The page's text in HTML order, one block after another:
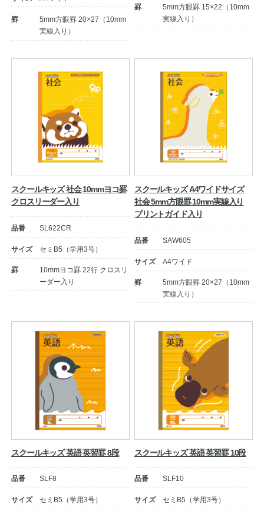
公式アカウント
日本ノート
罫
5mm方眼罫 20×27（10mm
実線入り）
罫
5mm方眼罫 15×22（10mm
実線入り）
スクールキッズ 社会 10mmヨコ罫
クロスリーダー入り
品番 SL622CR
サイズ セミB5（学用3号）
罫
10mmヨコ罫 22行 クロスリ
ーダー入り
スクールキッズ A4ワイドサイズ
社会 5mm方眼罫 10mm実線入り
プリントガイド入り
品番 SAW605
サイズ A4ワイド
罫
5mm方眼罫 20×27（10mm
実線入り）
スクールキッズ 英語 英習罫 8段
品番 SLF8
サイズ セミB5（学用3号）
スクールキッズ 英語 英習罫 10段
品番 SLF10
サイズ セミB5（学用3号）